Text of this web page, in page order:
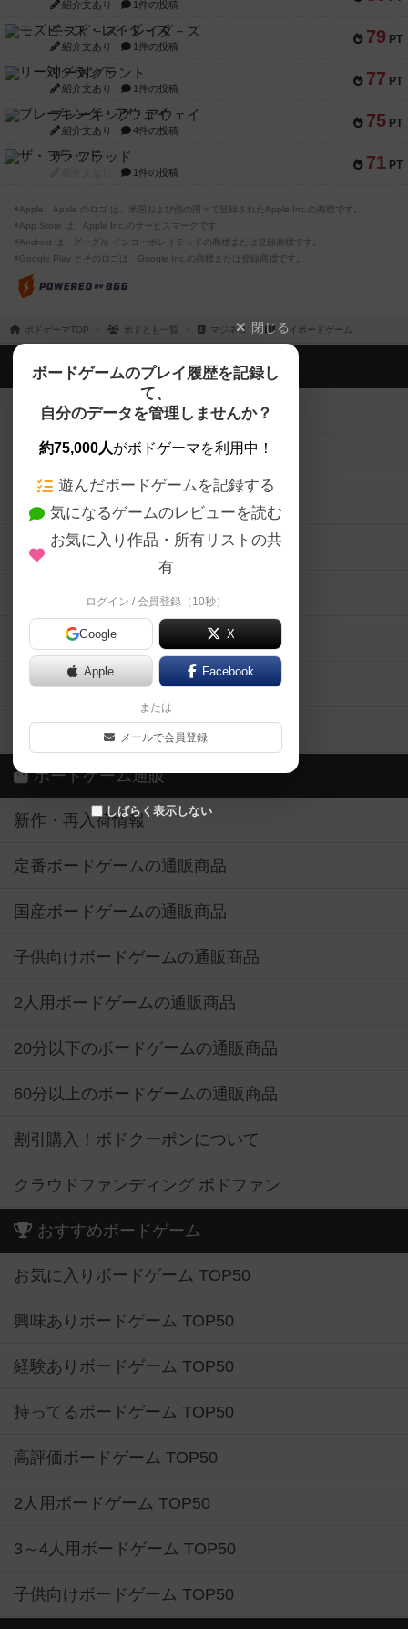
紹介文あり 1件の投稿
79 PT
モズビ－ズ・レイダ－ズ
紹介文あり 1件の投稿
77 PT
リー対グラント
紹介文あり 1件の投稿
75 PT
ブレーキング・アウェイ
紹介文あり 4件の投稿
71 PT
ザ・フラッド
1件の投稿
※Apple、Apple のロゴ は、米国および他の国々で登録されたApple Inc.の商標です。
※App Store は、Apple Inc.のサービスマークです。
※Android は、グーグル インコーポレイテッドの商標または登録商標です。
※Google Play とそのロゴは、Google Inc.の商標または登録商標です。
ボドゲーマTOP ボドとも一覧 マジネコ マイボードゲーム
閉じる
ボードゲームのプレイ履歴を記録し
て、
自分のデータを管理しませんか？
約75,000人がボドゲーマを利用中！
遊んだボードゲームを記録する
気になるゲームのレビューを読む
お気に入り作品・所有リストの共
有
ログイン / 会員登録（10秒）
Google X
Apple Facebook
または
メールで会員登録
しばらく表示しない
ボドゲーマTOP
ボードゲームを検索する
ボードゲームの新着レビュー
ボードゲーム会情報
メカニクス特集
掲示板・トピックス
ボドとも・会員一覧
ボードゲーム業界コラム
ボドゲーマご利用案内
ボードゲーム通販
新作・再入荷情報
定番ボードゲームの通販商品
国産ボードゲームの通販商品
子供向けボードゲームの通販商品
2人用ボードゲームの通販商品
20分以下のボードゲームの通販商品
60分以上のボードゲームの通販商品
割引購入！ボドクーポンについて
クラウドファンディング ボドファン
おすすめボードゲーム
お気に入りボードゲーム TOP50
興味ありボードゲーム TOP50
経験ありボードゲーム TOP50
持ってるボードゲーム TOP50
高評価ボードゲーム TOP50
2人用ボードゲーム TOP50
3～4人用ボードゲーム TOP50
子供向けボードゲーム TOP50